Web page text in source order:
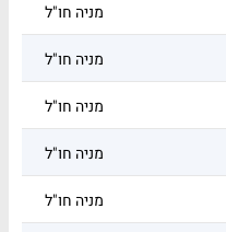
מניה חו"ל
מניה חו"ל
מניה חו"ל
מניה חו"ל
מניה חו"ל